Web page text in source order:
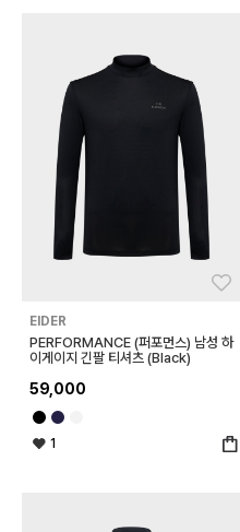
EIDER
PERFORMANCE (퍼포먼스) 남성 하
이게이지 긴팔 티셔츠 (Black)
59,000
1